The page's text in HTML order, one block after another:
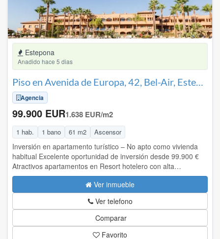
Estepona
Anadido hace 5 dias
Piso en Avenida de Europa, 42, Bel-Air, Estepona
Agencia
99.900 EUR1.638 EUR/m2
1 hab. 1 bano 61 m2 Ascensor
Inversión en apartamento turístico – No apto como vivienda
habitual Excelente oportunidad de inversión desde 99.900 €
Atractivos apartamentos en Resort hotelero con alta
rentabilidad. A) Resumen de la inversión: Usted compra el
100% en propiedad de un apartamento perteneciente a un
complejo hotelero situado en plena nueva milla de oro de
Marbella-Benahavís: -Totalmente amueblado y equipado -
Comodidades y servicios de un prestigioso complejo aparta-
hotel -Operación sujeta a exención de impuestos y atractivas
condiciones de rentabilidad. Delega la gestión de su uso a la
Ver inmueble
Ver telefono
Comparar
Favorito